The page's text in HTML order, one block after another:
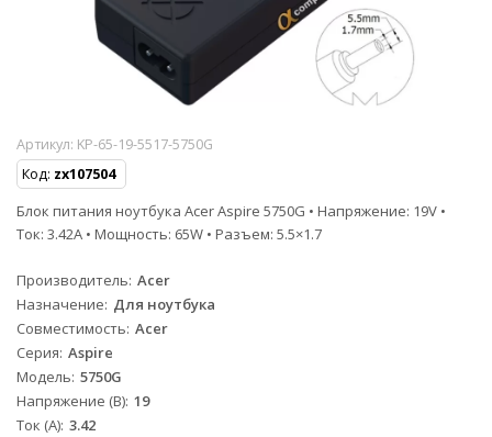
Артикул: KP-65-19-5517-5750G
Код: zx107504
Блок питания ноутбука Acer Aspire 5750G • Напряжение: 19V •
Ток: 3.42A • Мощность: 65W • Разъем: 5.5×1.7
Производитель Acer
Назначение Для ноутбука
Совместимость Acer
Серия Aspire
Модель 5750G
Напряжение (В) 19
Ток (А) 3.42